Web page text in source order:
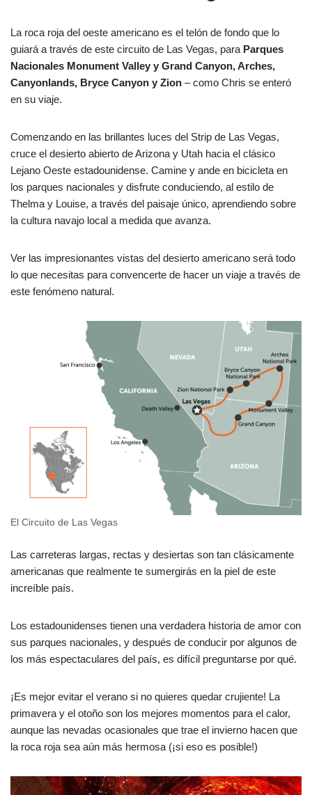
La roca roja del oeste americano es el telón de fondo que lo
guiará a través de este circuito de Las Vegas, para Parques
Nacionales Monument Valley y Grand Canyon, Arches,
Canyonlands, Bryce Canyon y Zion – como Chris se enteró
en su viaje.
Comenzando en las brillantes luces del Strip de Las Vegas,
cruce el desierto abierto de Arizona y Utah hacia el clásico
Lejano Oeste estadounidense. Camine y ande en bicicleta en
los parques nacionales y disfrute conduciendo, al estilo de
Thelma y Louise, a través del paisaje único, aprendiendo sobre
la cultura navajo local a medida que avanza.
Ver las impresionantes vistas del desierto americano será todo
lo que necesitas para convencerte de hacer un viaje a través de
este fenómeno natural.
El Circuito de Las Vegas
Las carreteras largas, rectas y desiertas son tan clásicamente
americanas que realmente te sumergirás en la piel de este
increíble país.
Los estadounidenses tienen una verdadera historia de amor con
sus parques nacionales, y después de conducir por algunos de
los más espectaculares del país, es difícil preguntarse por qué.
¡Es mejor evitar el verano si no quieres quedar crujiente! La
primavera y el otoño son los mejores momentos para el calor,
aunque las nevadas ocasionales que trae el invierno hacen que
la roca roja sea aún más hermosa (¡si eso es posible!)